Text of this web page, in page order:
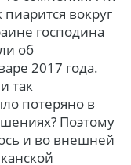
вокруг
господина
об
2017 года.
так
потеряно в
Поэтому
и во внешней